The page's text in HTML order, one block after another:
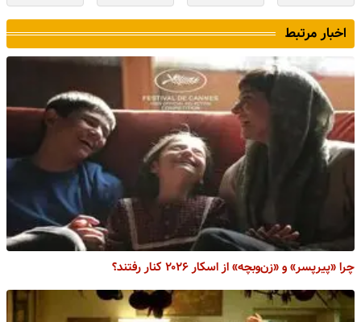
اخبار مرتبط
چرا «پیرپسر» و «زن‌وبچه» از اسکار ۲۰۲۶ کنار رفتند؟